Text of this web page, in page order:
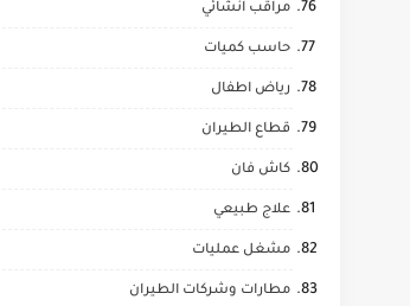
مراقب انشائي
حاسب كميات
رياض اطفال
قطاع الطيران
كاش فان
علاج طبيعي
مشغل عمليات
مطارات وشركات الطيران